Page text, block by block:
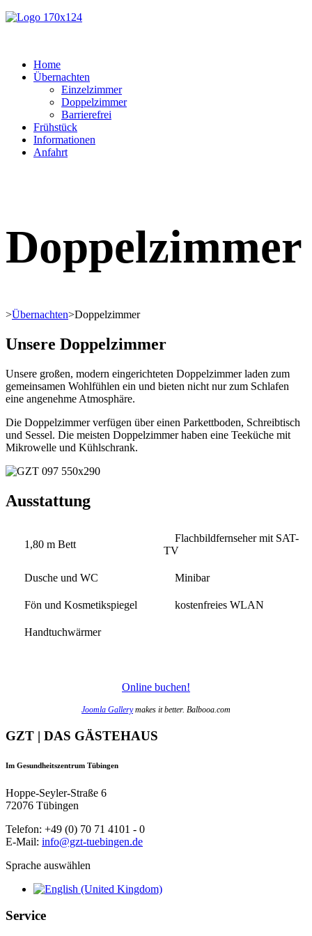
Home
Übernachten
Einzelzimmer
Doppelzimmer
Barrierefrei
Frühstück
Informationen
Anfahrt
Doppelzimmer
>Übernachten>Doppelzimmer
Unsere Doppelzimmer
Unsere großen, modern eingerichteten Doppelzimmer laden zum
gemeinsamen Wohlfühlen ein und bieten nicht nur zum Schlafen
eine angenehme Atmosphäre.
Die Doppelzimmer verfügen über einen Parkettboden, Schreibtisch
und Sessel. Die meisten Doppelzimmer haben eine Teeküche mit
Mikrowelle und Kühlschrank.
Ausstattung
1,80 m Bett
Flachbildfernseher mit SAT-
TV
Dusche und WC Minibar
Fön und Kosmetikspiegel kostenfreies WLAN
Handtuchwärmer
Online buchen!
Joomla Gallerymakes it better. Balbooa.com
GZT | DAS GÄSTEHAUS
Im Gesundheitszentrum Tübingen
Hoppe-Seyler-Straße 6
72076 Tübingen
Telefon: +49 (0) 70 71 4101 - 0
E-Mail: info@gzt-tuebingen.de
Sprache auswählen
Service